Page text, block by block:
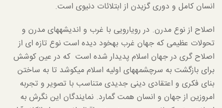
انسان کامل و دوری گزیدن از ابتلائات دنیوی است.
اصلاح از نوع مدرن. در رویارویی با غرب و اندیشه­های مدرن و
تحولات عظیمی که جهان غرب به­خود دیده است نوع تازه ای از
اصلاح گری در جهان اسلام پدیدار شده است که در عین کوشش
برای بازگشت به سرچشمه­های اولیه اسلام می­کوشد تا به ساختن
بنای فکری و اعتقادی دینی جدیدی متناسب با تصویر و تجربه
امروزین از جهان و انسان همت گمارد. نمایندگان این نگرش به